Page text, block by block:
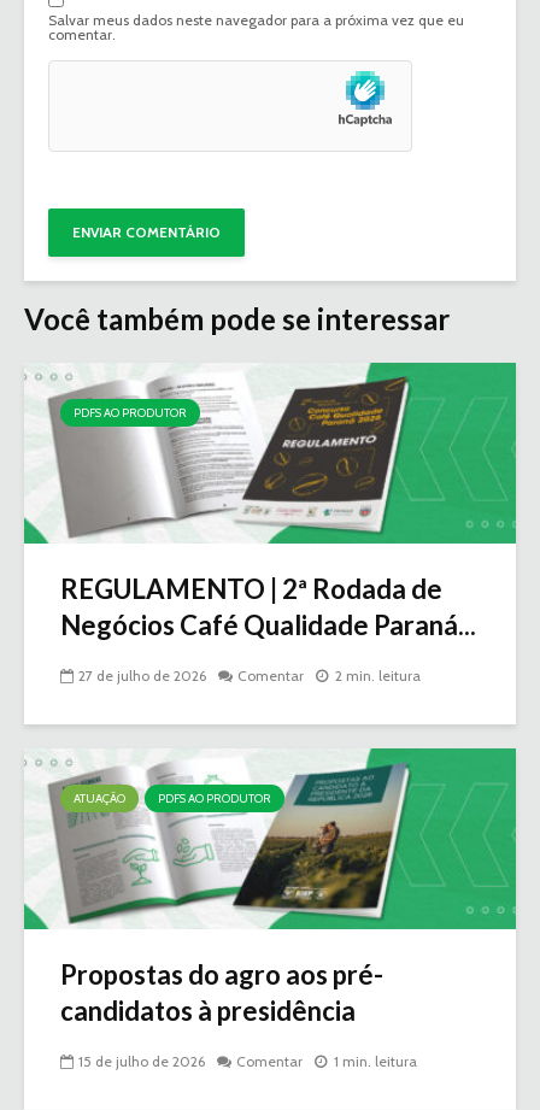
Salvar meus dados neste navegador para a próxima vez que eu
comentar.
Você também pode se interessar
PDFS AO PRODUTOR
REGULAMENTO | 2ª Rodada de
Negócios Café Qualidade Paraná...
27 de julho de 2026 Comentar 2 min. leitura
ATUAÇÃO PDFS AO PRODUTOR
Propostas do agro aos pré-
candidatos à presidência
15 de julho de 2026 Comentar 1 min. leitura